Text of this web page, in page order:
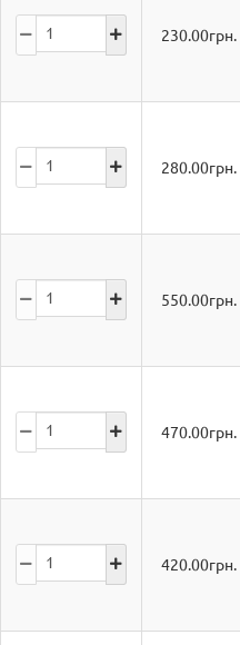
230.00грн.
280.00грн.
550.00грн.
470.00грн.
420.00грн.